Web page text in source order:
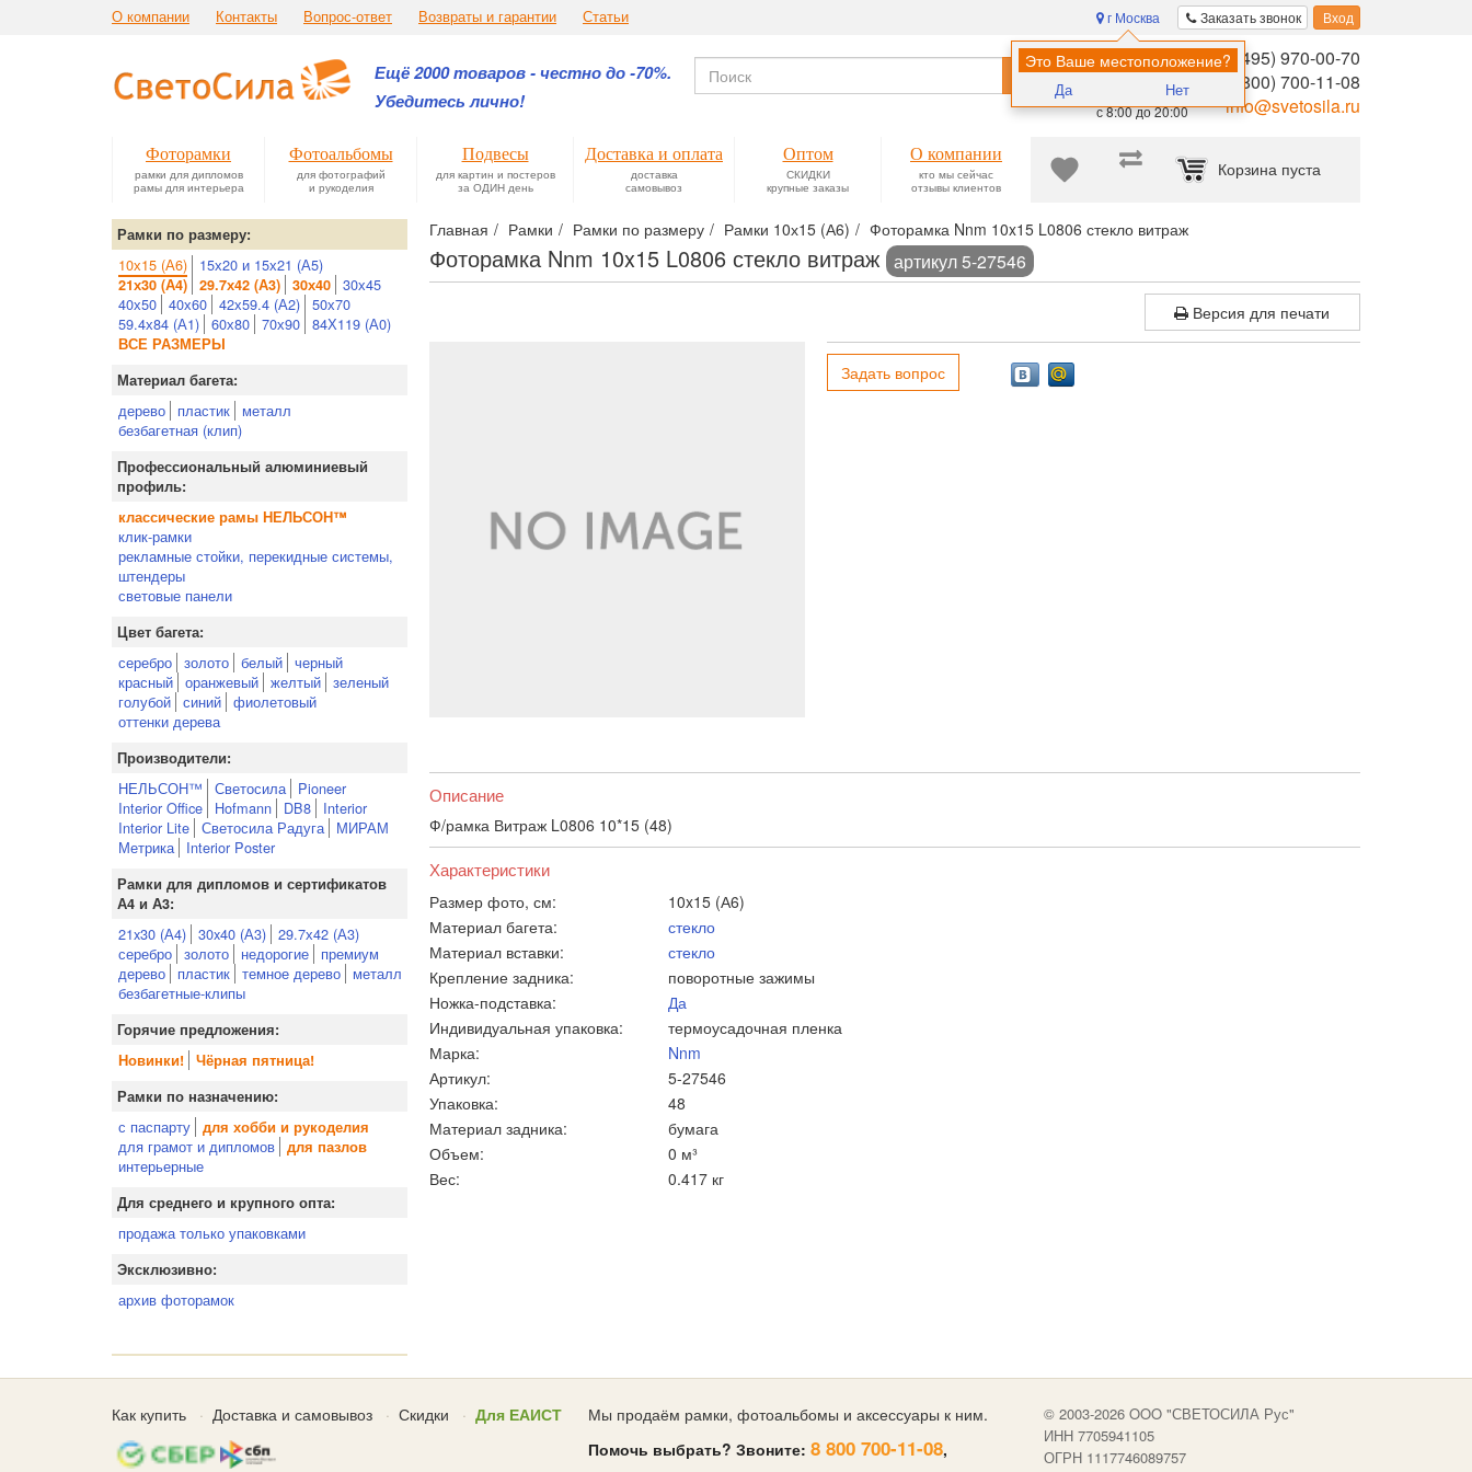
О компании Контакты Вопрос-ответ Возвраты и гарантии Статьи Заказать звонок Вход
г Москва
Это Ваше местоположение?
Да Нет
Ещё 2000 товаров - честно до -70%.
Убедитесь лично!
Помощь в
выборе:
Ежедневно,
с 8:00 до 20:00
8 (495) 970-00-70
8 (800) 700-11-08
info@svetosila.ru
Найти
Корзина пуста
Фоторамки
рамки для дипломов
рамы для интерьера
Фотоальбомы
для фотографий
и рукоделия
Подвесы
для картин и постеров
за ОДИН день
Доставка и оплата
доставка
самовывоз
Оптом
СКИДКИ
крупные заказы
О компании
кто мы сейчас
отзывы клиентов
Главная Рамки Рамки по размеру Рамки 10х15 (А6) Фоторамка Nnm 10x15 L0806 стекло витраж
Фоторамка Nnm 10x15 L0806 стекло витраж артикул 5-27546
Рамки по размеру:
10х15 (А6) 15х20 и 15х21 (А5)
21х30 (А4) 29.7х42 (А3) 30х40
30х45
40х50 40х60 42х59.4 (А2) 50х70
59.4х84 (А1) 60х80 70х90 84Х119 (А0)
ВСЕ РАЗМЕРЫ
Материал багета:
дерево пластик
металл
безбагетная (клип)
Профессиональный алюминиевый
профиль:
классические рамы НЕЛЬСОН™
клик-рамки
рекламные стойки, перекидные системы,
штендеры
световые панели
Цвет багета:
серебро золото белый черный
красный оранжевый желтый зеленый
голубой синий фиолетовый
оттенки дерева
Производители:
НЕЛЬСОН™ Светосила
Pioneer
Interior Office
Hofmann DB8
Interior
Interior Lite Светосила Радуга
МИРАМ
Метрика
Interior Poster
Рамки для дипломов и сертификатов
А4 и А3:
21x30 (А4) 30x40 (А3) 29.7х42 (А3)
серебро золото недорогие
премиум
дерево
пластик темное дерево
металл
безбагетные-клипы
Горячие предложения:
Новинки!
Чёрная пятница!
Рамки по назначению:
с паспарту для хобби и рукоделия
для грамот и дипломов для пазлов
интерьерные
Для среднего и крупного опта:
продажа только упаковками
Эксклюзивно:
архив фоторамок
Версия для печати
Задать вопрос
Описание
Ф/рамка Витраж L0806 10*15 (48)
Характеристики
Размер фото, см:
10x15 (А6)
Материал багета:
стекло
Материал вставки:
стекло
Крепление задника:
поворотные зажимы
Ножка-подставка:
Да
Индивидуальная упаковка:
термоусадочная пленка
Марка:
Nnm
Артикул:
5-27546
Упаковка:
48
Материал задника:
бумага
Объем:
0 м³
Вес:
0.417 кг
Как купить Доставка и самовывоз Скидки Для ЕАИСТ
Мы продаём рамки, фотоальбомы и аксессуары к ним.
Помочь выбрать? Звоните: 8 800 700-11-08,
© 2003-2026 OOO "СВЕТОСИЛА Рус"
ИНН 7705941105
ОГРН 1117746089757